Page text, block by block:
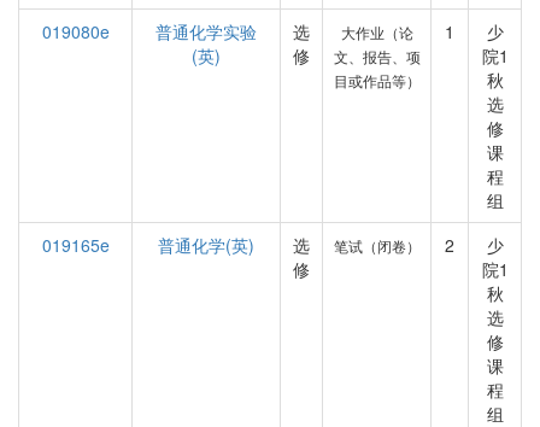
019080e
普通化学实验
(英)
选
修
大作业（论
文、报告、项
目或作品等）
1
少
院1
秋
选
修
课
程
组
019165e
普通化学(英)
选
修
笔试（闭卷） 2
少
院1
秋
选
修
课
程
组